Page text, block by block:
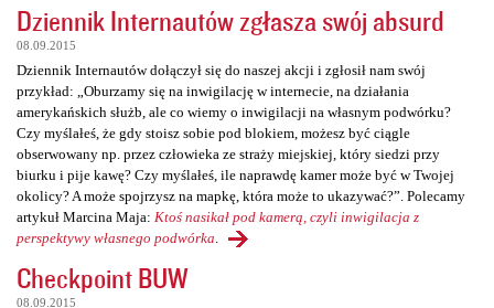
Dziennik Internautów zgłasza swój absurd
08.09.2015
Dziennik Internautów dołączył się do naszej akcji i zgłosił nam swój
przykład: „Oburzamy się na inwigilację w internecie, na działania
amerykańskich służb, ale co wiemy o inwigilacji na własnym podwórku?
Czy myślałeś, że gdy stoisz sobie pod blokiem, możesz być ciągle
obserwowany np. przez człowieka ze straży miejskiej, który siedzi przy
biurku i pije kawę? Czy myślałeś, ile naprawdę kamer może być w Twojej
okolicy? A może spojrzysz na mapkę, która może to ukazywać?”. Polecamy
artykuł Marcina Maja: Ktoś nasikał pod kamerą, czyli inwigilacja z
perspektywy własnego podwórka
Checkpoint BUW
08.09.2015